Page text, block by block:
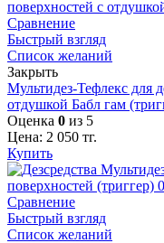
Сравнение
Быстрый взгляд
Список желаний
Закрыть
Мультидез-Тефлекс для
отдушкой Бабл гам
Оценка 0 из 5
Цена: 2 050 тг.
Купить
Сравнение
Быстрый взгляд
Список желаний